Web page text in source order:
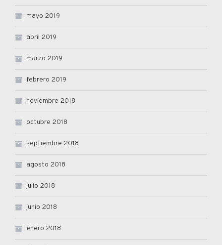
mayo 2019
abril 2019
marzo 2019
febrero 2019
noviembre 2018
octubre 2018
septiembre 2018
agosto 2018
julio 2018
junio 2018
enero 2018